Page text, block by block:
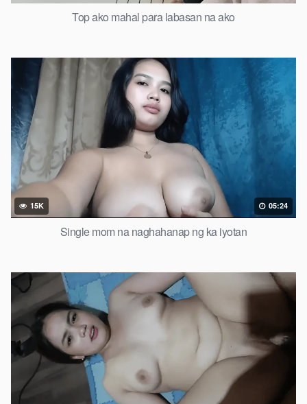
Top ako mahal para labasan na ako
15K 05:24
Single mom na naghahanap ng ka iyotan